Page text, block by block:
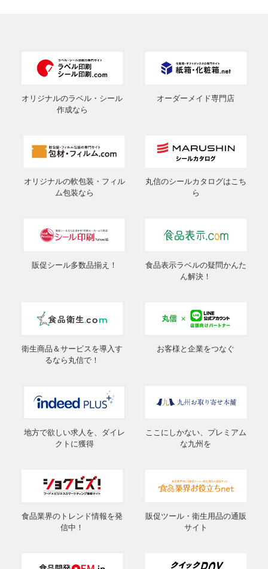
オリジナルのラベル・シール
作成なら
オーダーメイド専門店
オリジナルの軟包装・フィル
ム包装なら
丸信のシールカタログはこち
ら
販促シール多数品揃え！
食品表示ラベルの疑問かんた
ん解決！
衛生商品＆サービスを導入す
るなら丸信で！
お客様と企業をつなぐ
地方で欲しい求人を、ダイレ
クトに獲得
ここにしかない、プレミアム
な九州を
食品業界のトレンド情報を発
信中！
販促ツール・衛生用品の通販
サイト